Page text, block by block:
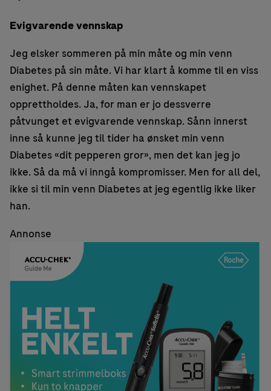
Evigvarende vennskap
Jeg elsker sommeren på min måte og min venn
Diabetes på sin måte. Vi har klart å komme til en viss
enighet. På denne måten kan vennskapet
opprettholdes. Ja, for man er jo dessverre
påtvunget et evigvarende vennskap. Sånn innerst
inne så kunne jeg til tider ha ønsket min venn
Diabetes «dit pepperen gror», men det kan jeg jo
ikke. Så da må vi inngå kompromisser. Men for all del,
ikke si til min venn Diabetes at jeg egentlig ikke liker
han.
Annonse